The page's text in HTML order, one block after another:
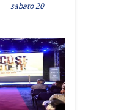
sabato 20